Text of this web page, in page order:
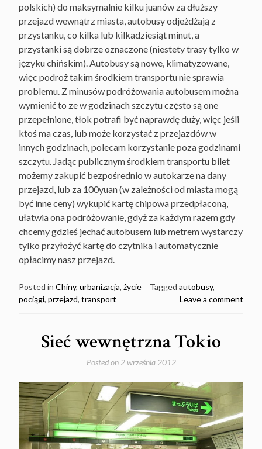
polskich) do maksymalnie kilku juanów za dłuższy
przejazd wewnątrz miasta, autobusy odjeżdżają z
przystanku, co kilka lub kilkadziesiąt minut, a
przystanki są dobrze oznaczone (niestety trasy tylko w
języku chińskim). Autobusy są nowe, klimatyzowane,
więc podroż takim środkiem transportu nie sprawia
problemu. Z minusów podróżowania autobusem można
wymienić to ze w godzinach szczytu często są one
przepełnione, tłok potrafi być naprawdę duży, więc jeśli
ktoś ma czas, lub może korzystać z przejazdów w
innych godzinach, polecam korzystanie poza godzinami
szczytu. Jadąc publicznym środkiem transportu bilet
możemy zakupić bezpośrednio w autokarze na dany
przejazd, lub za 100yuan (w zależności od miasta mogą
być inne ceny) wykupić kartę chipowa przedpłaconą,
ułatwia ona podróżowanie, gdyż za każdym razem gdy
chcemy gdzieś jechać autobusem lub metrem wystarczy
tylko przyłożyć kartę do czytnika i automatycznie
opłacimy nasz przejazd.
Posted in Chiny, urbanizacja, życie Tagged autobusy,
pociągi, przejazd, transport Leave a comment
Sieć wewnętrzna Tokio
Posted on 2 września 2012